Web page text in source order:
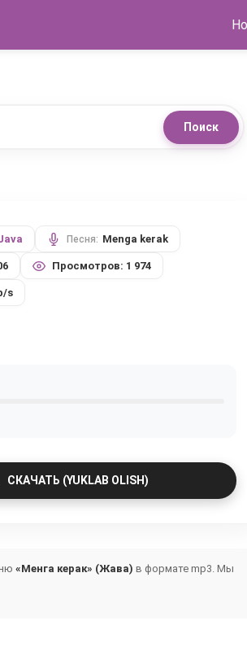
Поиск
Песня: Menga kerak
Просмотров: 1 974
s
СКАЧАТЬ (YUKLAB OLISH)
«Менга керак» (Жава) в формате mp3. Мы